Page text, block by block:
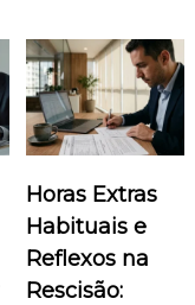
Horas Extras
Habituais e
Reflexos na
Rescisão: